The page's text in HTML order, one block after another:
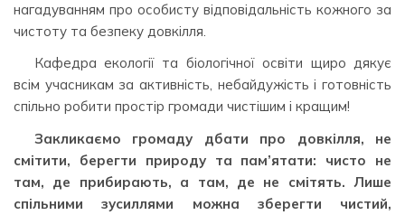
нагадуванням про особисту відповідальність кожного за
чистоту та безпеку довкілля.
Кафедра екології та біологічної освіти щиро дякує
всім учасникам за активність, небайдужість і готовність
спільно робити простір громади чистішим і кращим!
Закликаємо громаду дбати про довкілля, не
смітити, берегти природу та пам’ятати: чисто не
там, де прибирають, а там, де не смітять. Лише
спільними зусиллями можна зберегти чистий,